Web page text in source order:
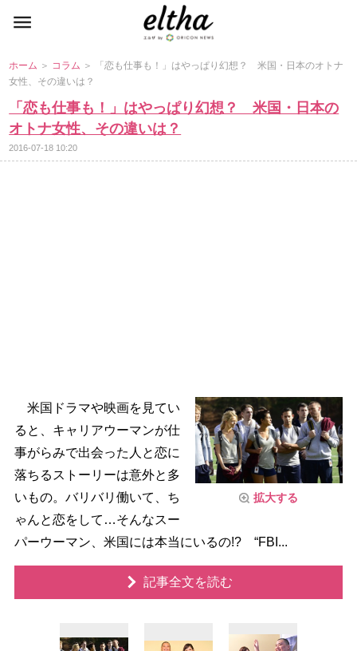
ホーム ＞ コラム ＞ 「恋も仕事も！」はやっぱり幻想？ 米国・日本のオトナ
女性、その違いは？
「恋も仕事も！」はやっぱり幻想？ 米国・日本の
オトナ女性、その違いは？
2016-07-18 10:20
拡大する
米国ドラマや映画を見てい
ると、キャリアウーマンが仕
事がらみで出会った人と恋に
落ちるストーリーは意外と多
いもの。バリバリ働いて、ち
ゃんと恋をして…そんなスー
パーウーマン、米国には本当にいるの!? “FBI...
記事全文を読む